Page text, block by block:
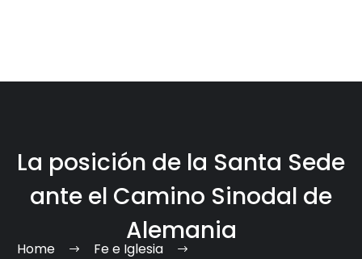
La posición de la Santa Sede
ante el Camino Sinodal de
Alemania
Home
Fe e Iglesia